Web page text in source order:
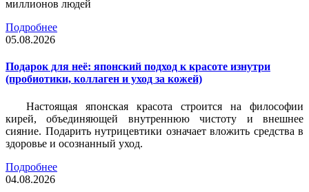
миллионов людей
Подробнее
05.08.2026
Подарок для неё: японский подход к красоте изнутри
(пробиотики, коллаген и уход за кожей)
Настоящая японская красота строится на философии
кирей, объединяющей внутреннюю чистоту и внешнее
сияние. Подарить нутрицевтики означает вложить средства в
здоровье и осознанный уход.
Подробнее
04.08.2026